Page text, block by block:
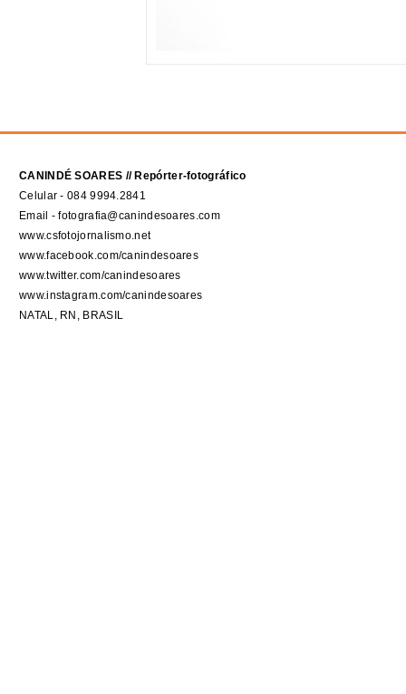
CANINDÉ SOARES // Repórter-fotográfico
Celular - 084 9994.2841
Email - fotografia@canindesoares.com
www.csfotojornalismo.net
www.facebook.com/canindesoares
www.twitter.com/canindesoares
www.instagram.com/canindesoares
NATAL, RN, BRASIL